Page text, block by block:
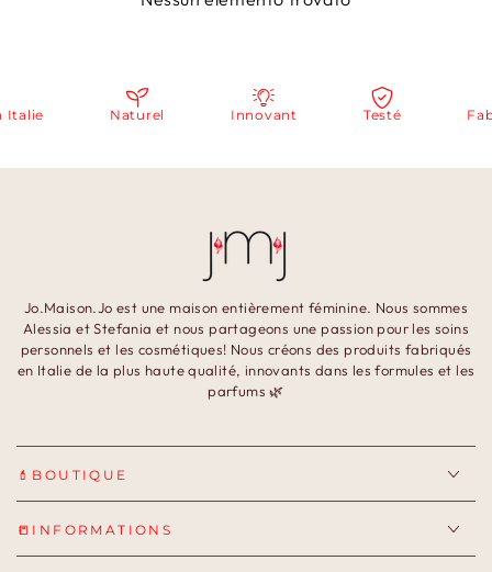
Naturel Innovant Testé
Jo.Maison.Jo est une maison entièrement féminine. Nous sommes
Alessia et Stefania et nous partageons une passion pour les soins
personnels et les cosmétiques! Nous créons des produits fabriqués
en Italie de la plus haute qualité, innovants dans les formules et les
parfums 🌿
💄BOUTIQUE
📒INFORMATIONS